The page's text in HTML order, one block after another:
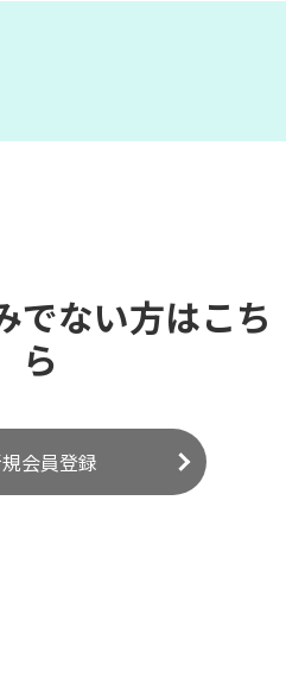
でない方はこち
ら
会員登録